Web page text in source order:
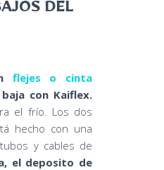
DEL
flejes o cinta
con Kaiflex.
el frío. Los dos
hecho con una
y cables de
el deposito de